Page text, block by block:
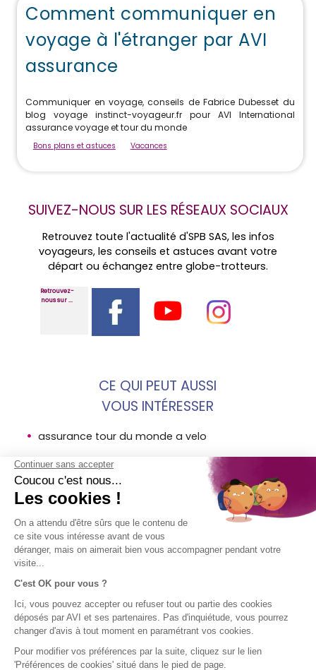
Comment communiquer en
voyage à l'étranger par AVI
assurance
Communiquer en voyage, conseils de Fabrice Dubesset du
blog voyage instinct-voyageur.fr pour AVI International
assurance voyage et tour du monde
Bons plans et astuces Vacances
SUIVEZ-NOUS SUR LES RÉSEAUX SOCIAUX
Retrouvez toute l'actualité d'SPB SAS, les infos
voyageurs, les conseils et astuces avant votre
départ ou échangez entre globe-trotteurs.
Retrouvez-
nous sur ...
CE QUI PEUT AUSSI
VOUS INTÉRESSER
assurance tour du monde a velo
annee sabbatique coupure temporelle avec avi
assurances
tandem world tour avi assurances
MENTIONS
Mentions
légales AVI
Conditions
d'utilisation
SOCIÉTÉ
AVI
voyage en
bref
Groupe SPB
ACCÈS
Contact
Aide
SUIVEZ-